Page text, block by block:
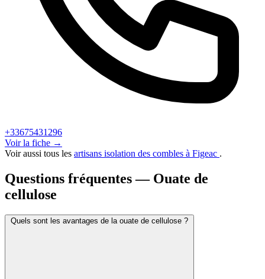
+33675431296
Voir la fiche →
Voir aussi tous les artisans isolation des combles à Figeac .
Questions fréquentes — Ouate de
cellulose
Quels sont les avantages de la ouate de cellulose ?